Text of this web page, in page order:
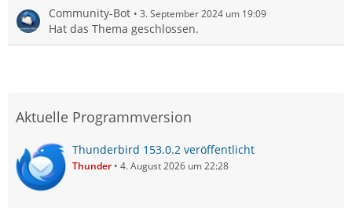
Community-Bot 3. September 2024 um 19:09
Hat das Thema geschlossen.
Aktuelle Programmversion
Thunderbird 153.0.2 veröffentlicht
Thunder 4. August 2026 um 22:28